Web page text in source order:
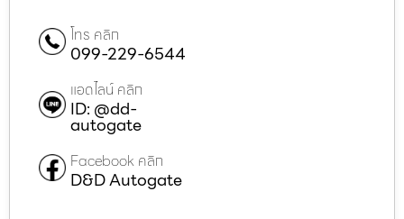
โทร คลิก
099-229-6544
แอดไลน์ คลิก
ID: @dd-
autogate
Facebook คลิก
D&D Autogate